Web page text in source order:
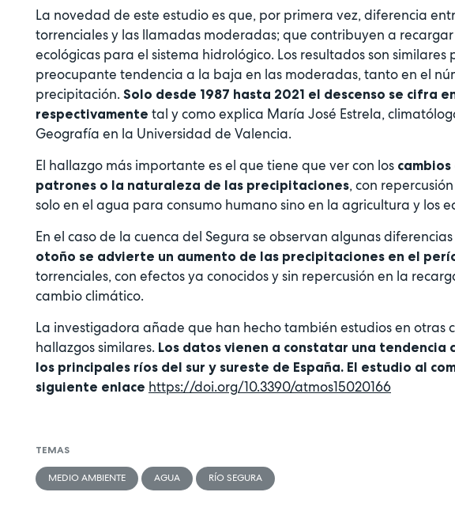
La novedad de este estudio es que, por primera vez, diferencia
torrenciales y las llamadas moderadas; que contribuyen a
ecológicas para el sistema hidrológico. Los resultados son
preocupante tendencia a la baja en las moderadas, tanto en el
precipitación. Solo desde 1987 hasta 2021 el descenso se cifra
respectivamente tal y como explica María José Estrela,
Geografía en la Universidad de Valencia.
El hallazgo más importante es el que tiene que ver con los
patrones o la naturaleza de las precipitaciones, con
solo en el agua para consumo humano sino en la agricultura y los
En el caso de la cuenca del Segura se observan algunas
otoño se advierte un aumento de las precipitaciones en el
torrenciales, con efectos ya conocidos y sin repercusión en la
cambio climático.
La investigadora añade que han hecho también estudios en otras
hallazgos similares. Los datos vienen a constatar una tendencia
los principales ríos del sur y sureste de España. El estudio al
siguiente enlace https://doi.org/10.3390/atmos15020166
TEMAS
MEDIO AMBIENTE AGUA RÍO SEGURA